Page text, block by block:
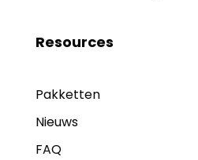
Resources
Pakketten
Nieuws
FAQ